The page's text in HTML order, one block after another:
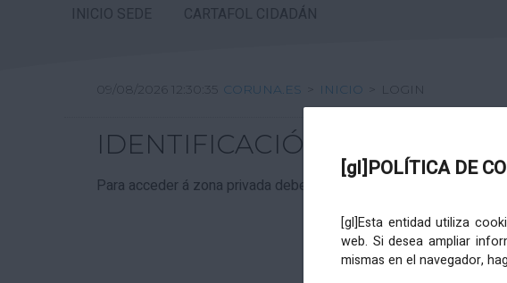
INICIO SEDE CARTAFOL CIDADÁN
[gl]POLÍTICA DE
[gl]Esta entidad utiliza
web. Si desea ampliar
mismas en el navegador,
09/08/2026 12:30:35 CORUNA.ES > INICIO > LOGIN
IDENTIFICACIÓN
Para acceder á zona privada debe identificarse mediante Cl@ve.